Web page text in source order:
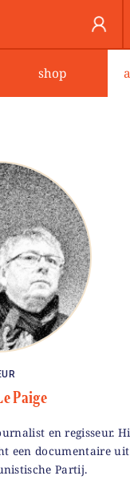
shop
Paige
en regisseur.
een documentaire
Partij.